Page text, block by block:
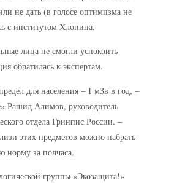
не дать (в голосе оптимизма не
с институтом Хлопина.
лица не смогли успокоить
обратилась к экспертам.
для населения – 1 мЗв в год, –
Рашид Алимов, руководитель
отдела Гринпис России. –
этих предметов можно набрать
норму за полчаса.
группы «Экозащита!»